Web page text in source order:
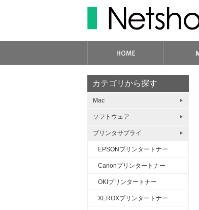
カテゴリから探す
Mac
ソフトウェア
プリンタサプライ
EPSONプリンタートナー
Canonプリンタートナー
OKIプリンタートナー
XEROXプリンタートナー